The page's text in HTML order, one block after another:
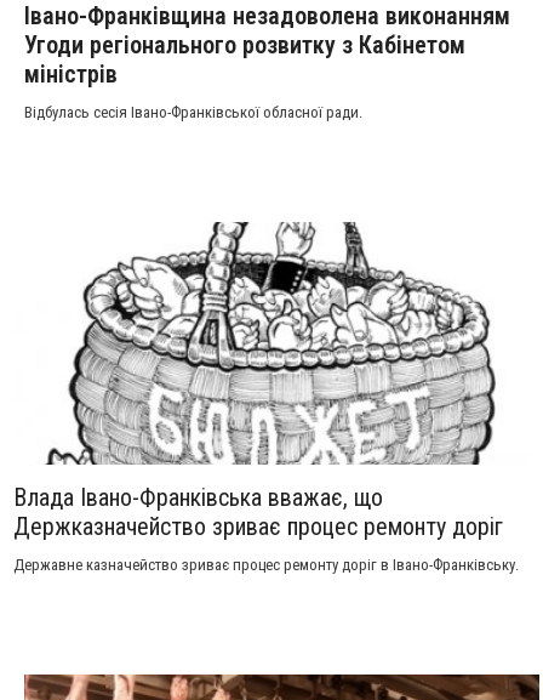
Івано-Франківщина незадоволена виконанням
Угоди регіонального розвитку з Кабінетом
міністрів
Відбулась сесія Івано-Франківської обласної ради.
Влада Івано-Франківська вважає, що
Держказначейство зриває процес ремонту доріг
Державне казначейство зриває процес ремонту доріг в Івано-Франківську.